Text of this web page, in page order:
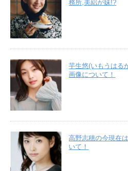
務所,美絽が妹!?
芋生悠(いもうはる
画像について！
高野志穂の今現在
いて！